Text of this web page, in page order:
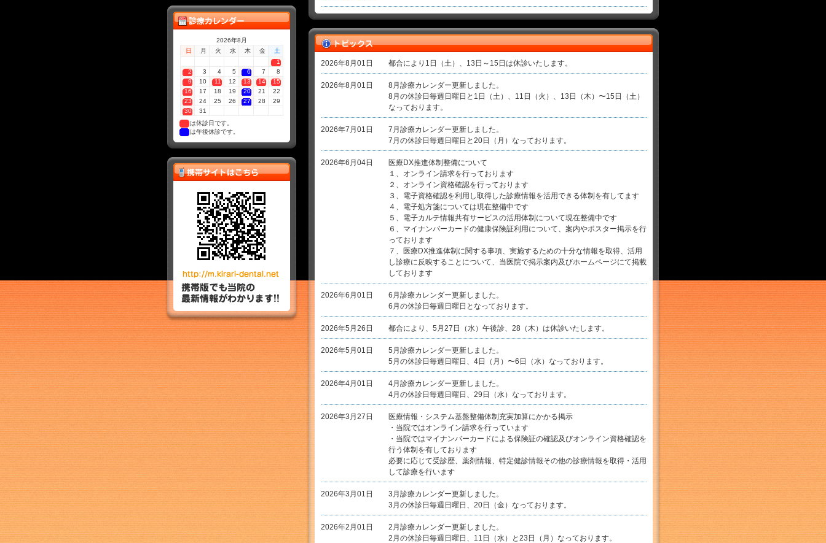
2026年8月01日 都合により1日（土）、13日～15日は休診いたします。
2026年8月01日
8月診療カレンダー更新しました。
8月の休診日毎週日曜日と1日（土）、11日（火）、13日（木）〜15日（土）
なっております。
2026年7月01日
7月診療カレンダー更新しました。
7月の休診日毎週日曜日と20日（月）なっております。
2026年6月04日
医療DX推進体制整備について
１、オンライン請求を行っております
２、オンライン資格確認を行っております
３、電子資格確認を利用し取得した診療情報を活用できる体制を有してます
４、電子処方箋については現在整備中です
５、電子カルテ情報共有サービスの活用体制について現在整備中です
６、マイナンバーカードの健康保険証利用について、案内やポスター掲示を行
っております
７、医療DX推進体制に関する事項、実施するための十分な情報を取得、活用
し診療に反映することについて、当医院で掲示案内及びホームページにて掲載
しております
2026年6月01日
6月診療カレンダー更新しました。
6月の休診日毎週日曜日となっております。
2026年5月26日 都合により、5月27日（水）午後診、28（木）は休診いたします。
2026年5月01日
5月診療カレンダー更新しました。
5月の休診日毎週日曜日、4日（月）〜6日（水）なっております。
2026年4月01日
4月診療カレンダー更新しました。
4月の休診日毎週日曜日、29日（水）なっております。
2026年3月27日
医療情報・システム基盤整備体制充実加算にかかる掲示
・当院ではオンライン請求を行っています
・当院ではマイナンバーカードによる保険証の確認及びオンライン資格確認を
行う体制を有しております
必要に応じて受診歴、薬剤情報、特定健診情報その他の診療情報を取得・活用
して診療を行います
2026年3月01日
3月診療カレンダー更新しました。
3月の休診日毎週日曜日、20日（金）なっております。
2026年2月01日
2月診療カレンダー更新しました。
2月の休診日毎週日曜日、11日（水）と23日（月）なっております。
2026年8月
日
月 火 水 木 金
土
1
2
3 4 5 6 7
8
9
10 11 12 13 14
15
16
17 18 19 20 21
22
23
24 25 26 27 28
29
30
31
は休診日です。
は午後休診です。